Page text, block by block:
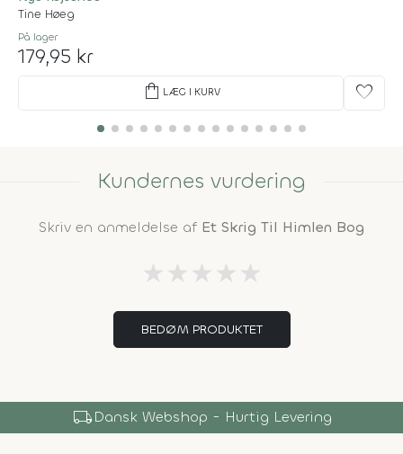
Tine Høeg
På lager
179,95 kr
shopping_bag LÆG I KURV favorite
Kundernes vurdering
Skriv en anmeldelse af Et Skrig Til Himlen Bog
★ ★ ★ ★ ★
BEDØM PRODUKTET
local_shippingDansk Webshop - Hurtig Levering